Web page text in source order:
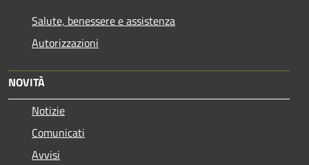
Salute, benessere e assistenza
Autorizzazioni
NOVITÀ
Notizie
Comunicati
Avvisi